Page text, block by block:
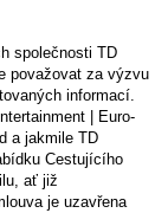
společnosti TD
považovat za výzvu
informací.
| Euro-
a jakmile TD
Cestujícího
ať již
je uzavřena